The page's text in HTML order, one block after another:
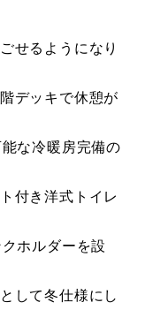
せるようになり
デッキで休憩が
な冷暖房完備の
付き洋式トイレ
ホルダーを設
して冬仕様にし